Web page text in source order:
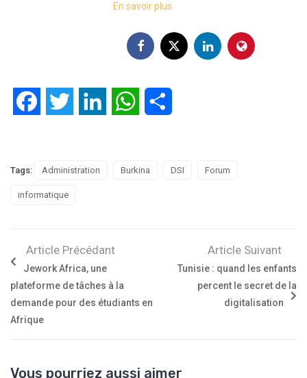
En savoir plus
FacebookTwitter LinkedIn WhatsApp
Tags: Administration Burkina DSI Forum
informatique
Article Précédant
Jework Africa, une
plateforme de tâches à la
demande pour des étudiants en
Afrique
Article Suivant
Tunisie : quand les enfants
percent le secret de la
digitalisation
Vous pourriez aussi aimer